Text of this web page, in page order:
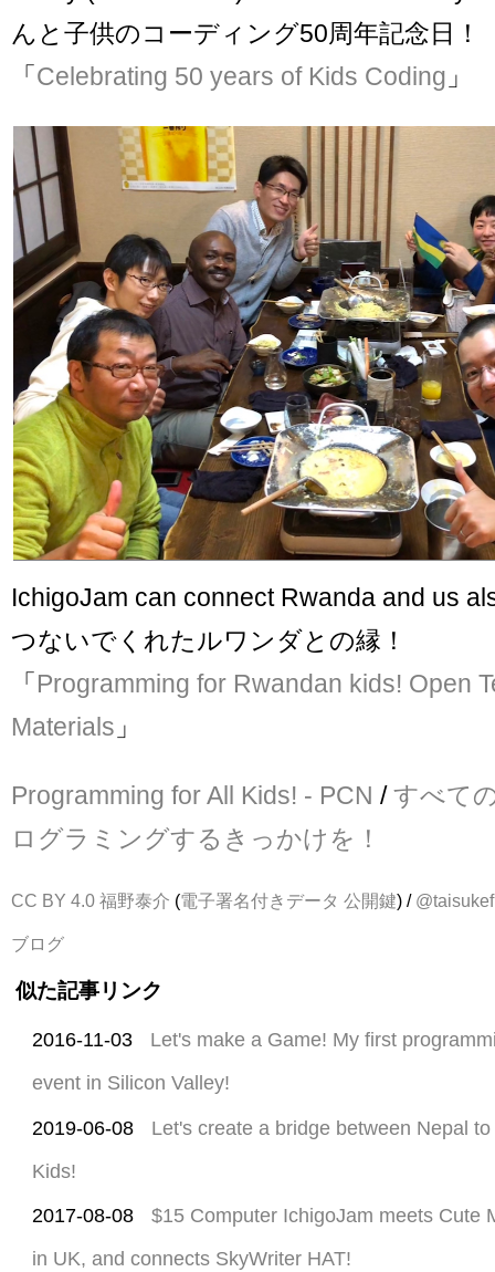
んと子供のコーディング50周年記念日！
「 Celebrating 50 years of Kids Coding 」
IchigoJam can connect Rwanda and us
つないでくれたルワンダとの縁！
「 Programming for Rwandan kids! Open
Materials 」
Programming for All Kids! - PCN /すべて
ログラミングするきっかけを！
CC BY 4.0 福野泰介 (電子署名付きデータ 公開鍵) / @taisukef
ブログ
似た記事リンク
2016-11-03
Let's make a Game! My first
event in Silicon Valley!
2019-06-08
Let's create a bridge between Nepal
Kids!
2017-08-08
$15 Computer IchigoJam meets Cute
in UK, and connects SkyWriter HAT!